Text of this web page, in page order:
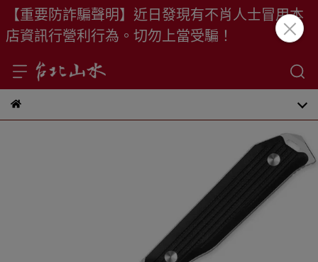
【重要防詐騙聲明】近日發現有不肖人士冒用本
店資訊行營利行為。切勿上當受騙！